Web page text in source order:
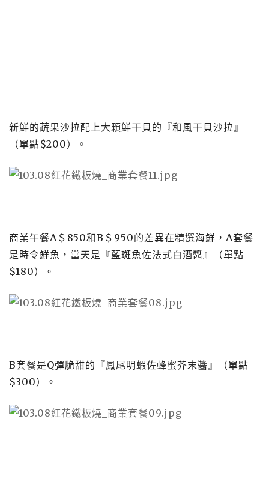
新鮮的蔬果沙拉配上大顆鮮干貝的『和風干貝沙拉』
（單點$200）。
商業午餐A＄ 850和B ＄ 950的差異在精選海鮮， A套餐
是時令鮮魚，當天是『藍斑魚佐法式白酒醬』（單點
$180）。
B套餐是Q彈脆甜的『鳳尾明蝦佐蜂蜜芥末醬』（單點
$300）。